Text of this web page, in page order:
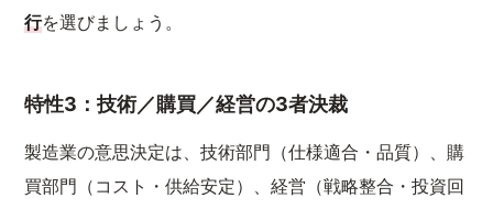
行を選びましょう。
特性3：技術／購買／経営の3者決裁
製造業の意思決定は、技術部門（仕様適合・品質）、購
買部門（コスト・供給安定）、経営（戦略整合・投資回